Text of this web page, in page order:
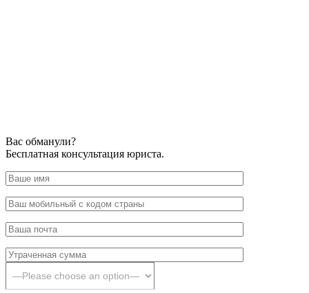
Вас обманули?
Бесплатная консультация юриста.